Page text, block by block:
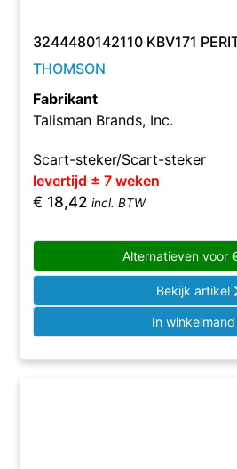
3244480142110 KBV171
THOMSON
Fabrikant
Talisman Brands, Inc.
Scart-steker/Scart-steker
levertijd ± 7 weken
€ 18,42 incl. BTW
Alternatieven voor
Bekijk artikel
In winkelmand